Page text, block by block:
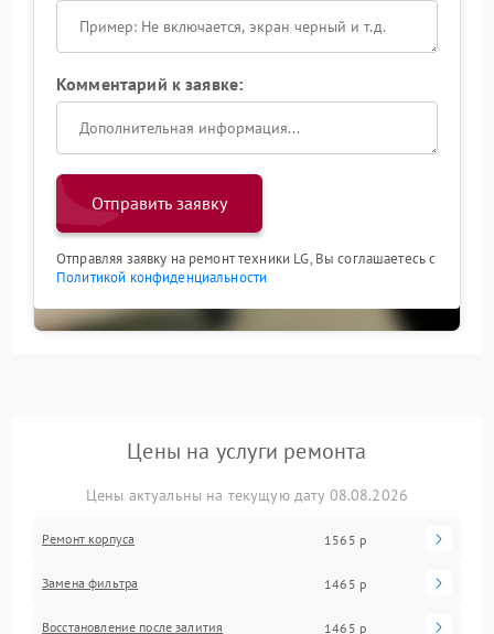
Комментарий к заявке:
Отправить заявку
Отправляя заявку на ремонт техники LG, Вы соглашаетесь с
Политикой конфиденциальности
Цены на услуги ремонта
Цены актуальны на текущую дату 08.08.2026
Ремонт корпуса 1565 р
Замена фильтра 1465 р
Восстановление после залития 1465 р